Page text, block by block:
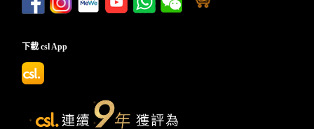
下載 csl App